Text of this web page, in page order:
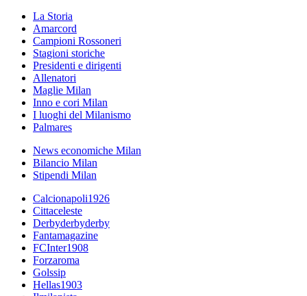
La Storia
Amarcord
Campioni Rossoneri
Stagioni storiche
Presidenti e dirigenti
Allenatori
Maglie Milan
Inno e cori Milan
I luoghi del Milanismo
Palmares
News economiche Milan
Bilancio Milan
Stipendi Milan
Calcionapoli1926
Cittaceleste
Derbyderbyderby
Fantamagazine
FCInter1908
Forzaroma
Golssip
Hellas1903